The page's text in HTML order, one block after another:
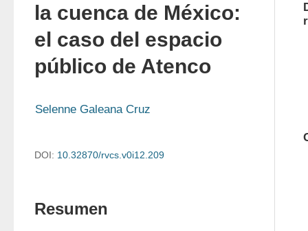
la cuenca de México:
el caso del espacio
público de Atenco
Selenne Galeana Cruz
DOI: 10.32870/rvcs.v0i12.209
Resumen